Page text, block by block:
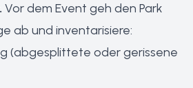
Vor dem Event geh den Park
ab und inventarisiere:
(abgesplittete oder gerissene